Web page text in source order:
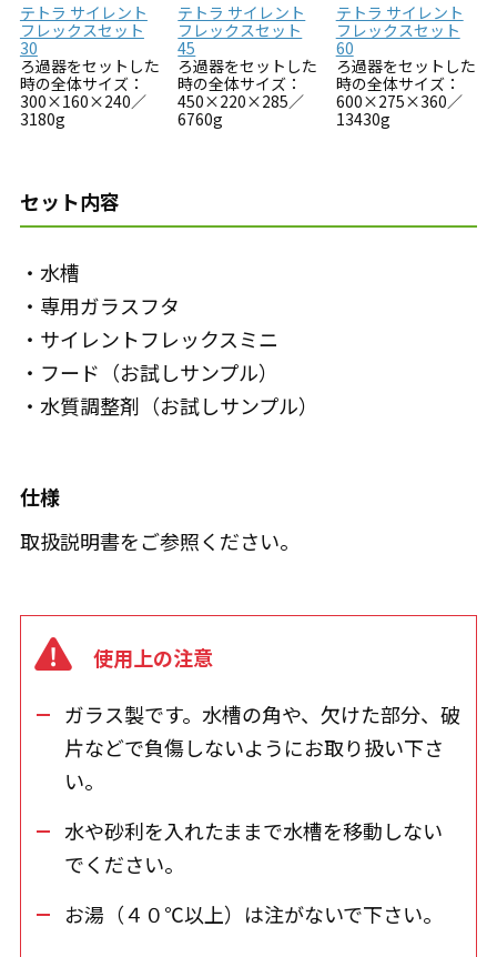
テトラ サイレント
フレックスセット
30
ろ過器をセットした
時の全体サイズ：
300×160×240／
3180g
テトラ サイレント
フレックスセット
45
ろ過器をセットした
時の全体サイズ：
450×220×285／
6760g
テトラ サイレント
フレックスセット
60
ろ過器をセットした
時の全体サイズ：
600×275×360／
13430g
セット内容
・水槽
・専用ガラスフタ
・サイレントフレックスミニ
・フード（お試しサンプル）
・水質調整剤（お試しサンプル）
仕様
取扱説明書をご参照ください。
使用上の注意
ガラス製です。水槽の角や、欠けた部分、破
片などで負傷しないようにお取り扱い下さ
い。
水や砂利を入れたままで水槽を移動しない
でください。
お湯（４０℃以上）は注がないで下さい。